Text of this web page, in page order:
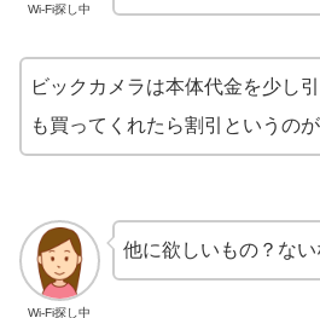
Wi-Fi探し中
ビックカメラは本体代金を少し
も買ってくれたら割引というの
Wi-Fi探し中
他に欲しいもの？ない